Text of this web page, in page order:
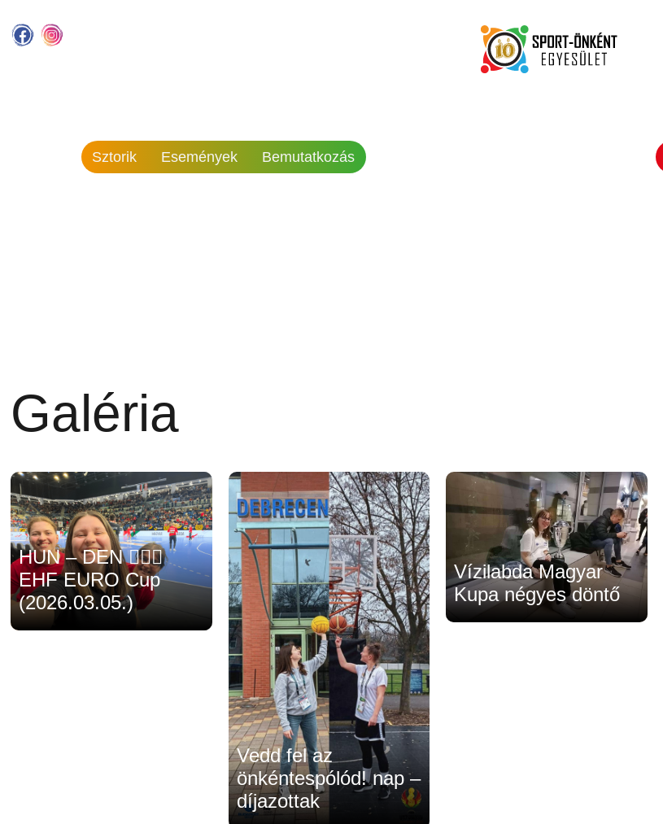
Sztorik Események Bemutatkozás
Galéria
HUN – DEN 🤾🏻‍♀️
EHF EURO Cup
(2026.03.05.)
Vedd fel az
önkéntespólód! nap –
díjazottak
Vízilabda Magyar
Kupa négyes döntő